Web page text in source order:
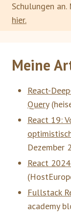
Schulungen
hier.
Meine
React-
Query(
React 19:
Dezember
React
(
Fullstack
academy